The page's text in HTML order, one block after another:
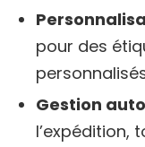
pour des
Gestion
l’expédition,